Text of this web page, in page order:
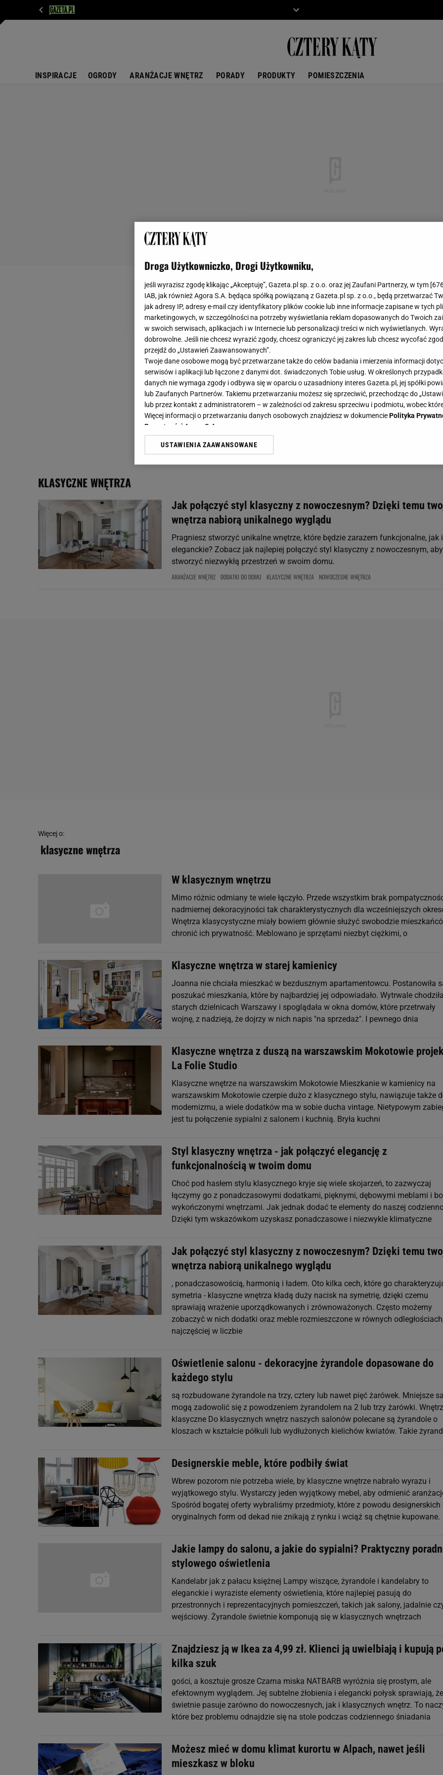
INSPIRACJE OGRODY ARANŻACJE WNĘTRZ PORADY PRODUKTY POMIESZCZENIA
KLASYCZNE WNĘTRZA
Jak połączyć styl klasyczny z nowoczesnym? Dzięki temu
wnętrza nabiorą unikalnego wyglądu
Pragniesz stworzyć unikalne wnętrze, które będzie zarazem funkcjonalne, jak i
eleganckie? Zobacz jak najlepiej połączyć styl klasyczny z nowoczesnym, aby
stworzyć niezwykłą przestrzeń w swoim domu.
ARANŻACJE WNĘTRZ DODATKI DO DOMU KLASYCZNE WNĘTRZA NOWOCZESNE WNĘTRZA
Więcej o:
klasyczne wnętrza
W klasycznym wnętrzu
Mimo różnic odmiany te wiele łączyło. Przede wszystkim brak
nadmiernej dekoracyjności tak charakterystycznych dla wcześniejszych
Wnętrza klasycystyczne miały bowiem głównie służyć swobodzie
chronić ich prywatność. Meblowano je sprzętami niezbyt ciężkimi, o
Klasyczne wnętrza w starej kamienicy
Joanna nie chciała mieszkać w bezdusznym apartamentowcu. Postanowiła
poszukać mieszkania, które by najbardziej jej odpowiadało. Wytrwale
starych dzielnicach Warszawy i spoglądała w okna domów, które przetrwały
wojnę, z nadzieją, że dojrzy w nich napis "na sprzedaż". I pewnego dnia
Klasyczne wnętrza z duszą na warszawskim Mokotowie
La Folie Studio
Klasyczne wnętrze na warszawskim Mokotowie Mieszkanie w kamienicy na
warszawskim Mokotowie czerpie dużo z klasycznego stylu, nawiązuje także
modernizmu, a wiele dodatków ma w sobie ducha vintage. Nietypowym
jest tu połączenie sypialni z salonem i kuchnią. Bryła kuchni
Styl klasyczny wnętrza - jak połączyć elegancję z
funkcjonalnością w twoim domu
Choć pod hasłem stylu klasycznego kryje się wiele skojarzeń, to zazwyczaj
łączymy go z ponadczasowymi dodatkami, pięknymi, dębowymi meblami i
wykończonymi wnętrzami. Jak jednak dodać te elementy do naszej
Dzięki tym wskazówkom uzyskasz ponadczasowe i niezwykle klimatyczne
Jak połączyć styl klasyczny z nowoczesnym? Dzięki temu
wnętrza nabiorą unikalnego wyglądu
, ponadczasowością, harmonią i ładem. Oto kilka cech, które go
symetria - klasyczne wnętrza kładą duży nacisk na symetrię, dzięki czemu
sprawiają wrażenie uporządkowanych i zrównoważonych. Często możemy
zobaczyć w nich dodatki oraz meble rozmieszczone w równych
najczęściej w liczbie
Oświetlenie salonu - dekoracyjne żyrandole dopasowane do
każdego stylu
są rozbudowane żyrandole na trzy, cztery lub nawet pięć żarówek. Mniejsze
mogą zadowolić się z powodzeniem żyrandolem na 2 lub trzy żarówki.
klasyczne Do klasycznych wnętrz naszych salonów polecane są żyrandole o
kloszach w kształcie półkuli lub wydłużonych kielichów kwiatów. Takie
Designerskie meble, które podbiły świat
Wbrew pozorom nie potrzeba wiele, by klasyczne wnętrze nabrało wyrazu i
wyjątkowego stylu. Wystarczy jeden wyjątkowy mebel, aby odmienić
Spośród bogatej oferty wybraliśmy przedmioty, które z powodu designerskich
oryginalnych form od dekad nie znikają z rynku i wciąż są chętnie kupowane.
Jakie lampy do salonu, a jakie do sypialni? Praktyczny
stylowego oświetlenia
Kandelabr jak z pałacu księżnej Lampy wiszące, żyrandole i kandelabry to
eleganckie i wyraziste elementy oświetlenia, które najlepiej pasują do
przestronnych i reprezentacyjnych pomieszczeń, takich jak salony, jadalnie
wejściowy. Żyrandole świetnie komponują się w klasycznych wnętrzach
Znajdziesz ją w Ikea za 4,99 zł. Klienci ją uwielbiają i kupują
kilka szuk
gości, a kosztuje grosze Czarna miska NATBARB wyróżnia się prostym, ale
efektownym wyglądem. Jej subtelne żłobienia i elegancki połysk sprawiają, że
świetnie pasuje zarówno do nowoczesnych, jak i klasycznych wnętrz. To
które bez problemu odnajdzie się na stole podczas codziennego śniadania
Możesz mieć w domu klimat kurortu w Alpach, nawet jeśli
mieszkasz w bloku
Droga Użytkowniczko, Drogi Użytkowniku,
jeśli wyrazisz zgodę klikając „Akceptuję”, Gazeta.pl sp. z o.o. oraz jej Zaufani Partnerzy, w tym [
IAB, jak również Agora S.A. będąca spółką powiązaną z Gazeta.pl sp. z o.o., będą przetwarzać
jak adresy IP, adresy e-mail czy identyfikatory plików cookie lub inne informacje zapisane w tych
marketingowych, w szczególności na potrzeby wyświetlania reklam dopasowanych do Twoich
w swoich serwisach, aplikacjach i w Internecie lub personalizacji treści w nich wyświetlanych.
dobrowolne. Jeśli nie chcesz wyrazić zgody, chcesz ograniczyć jej zakres lub chcesz wycofać
przejdź do „Ustawień Zaawansowanych”.
Twoje dane osobowe mogą być przetwarzane także do celów badania i mierzenia informacji
serwisów i aplikacji lub łączone z danymi dot. świadczonych Tobie usług. W określonych
danych nie wymaga zgody i odbywa się w oparciu o uzasadniony interes Gazeta.pl, jej spółki
lub Zaufanych Partnerów. Takiemu przetwarzaniu możesz się sprzeciwić, przechodząc do
lub przez kontakt z administratorem – w zależności od zakresu sprzeciwu i podmiotu, wobec
Więcej informacji o przetwarzaniu danych osobowych znajdziesz w dokumenciePolityka
Prywatności Agora S.A.
Klikając „Akceptuję” wyrażasz też zgodę na zainstalowanie i przechowywanie plików cookie
My, nasi Zaufani Partnerzy i Agora S.A. możemy przetwarzać dane osobowe w następujących
Użycie dokładnych danych geolokalizacyjnych. Aktywne skanowanie charakterystyki urządzenia
Przechowywanie informacji na urządzeniu lub dostęp do nich. Spersonalizowane reklamy i treści,
badnie odbiorców i ulepszanie usług.
Lista Zaufanych Partnerów
USTAWIENIA ZAAWANSOWANE